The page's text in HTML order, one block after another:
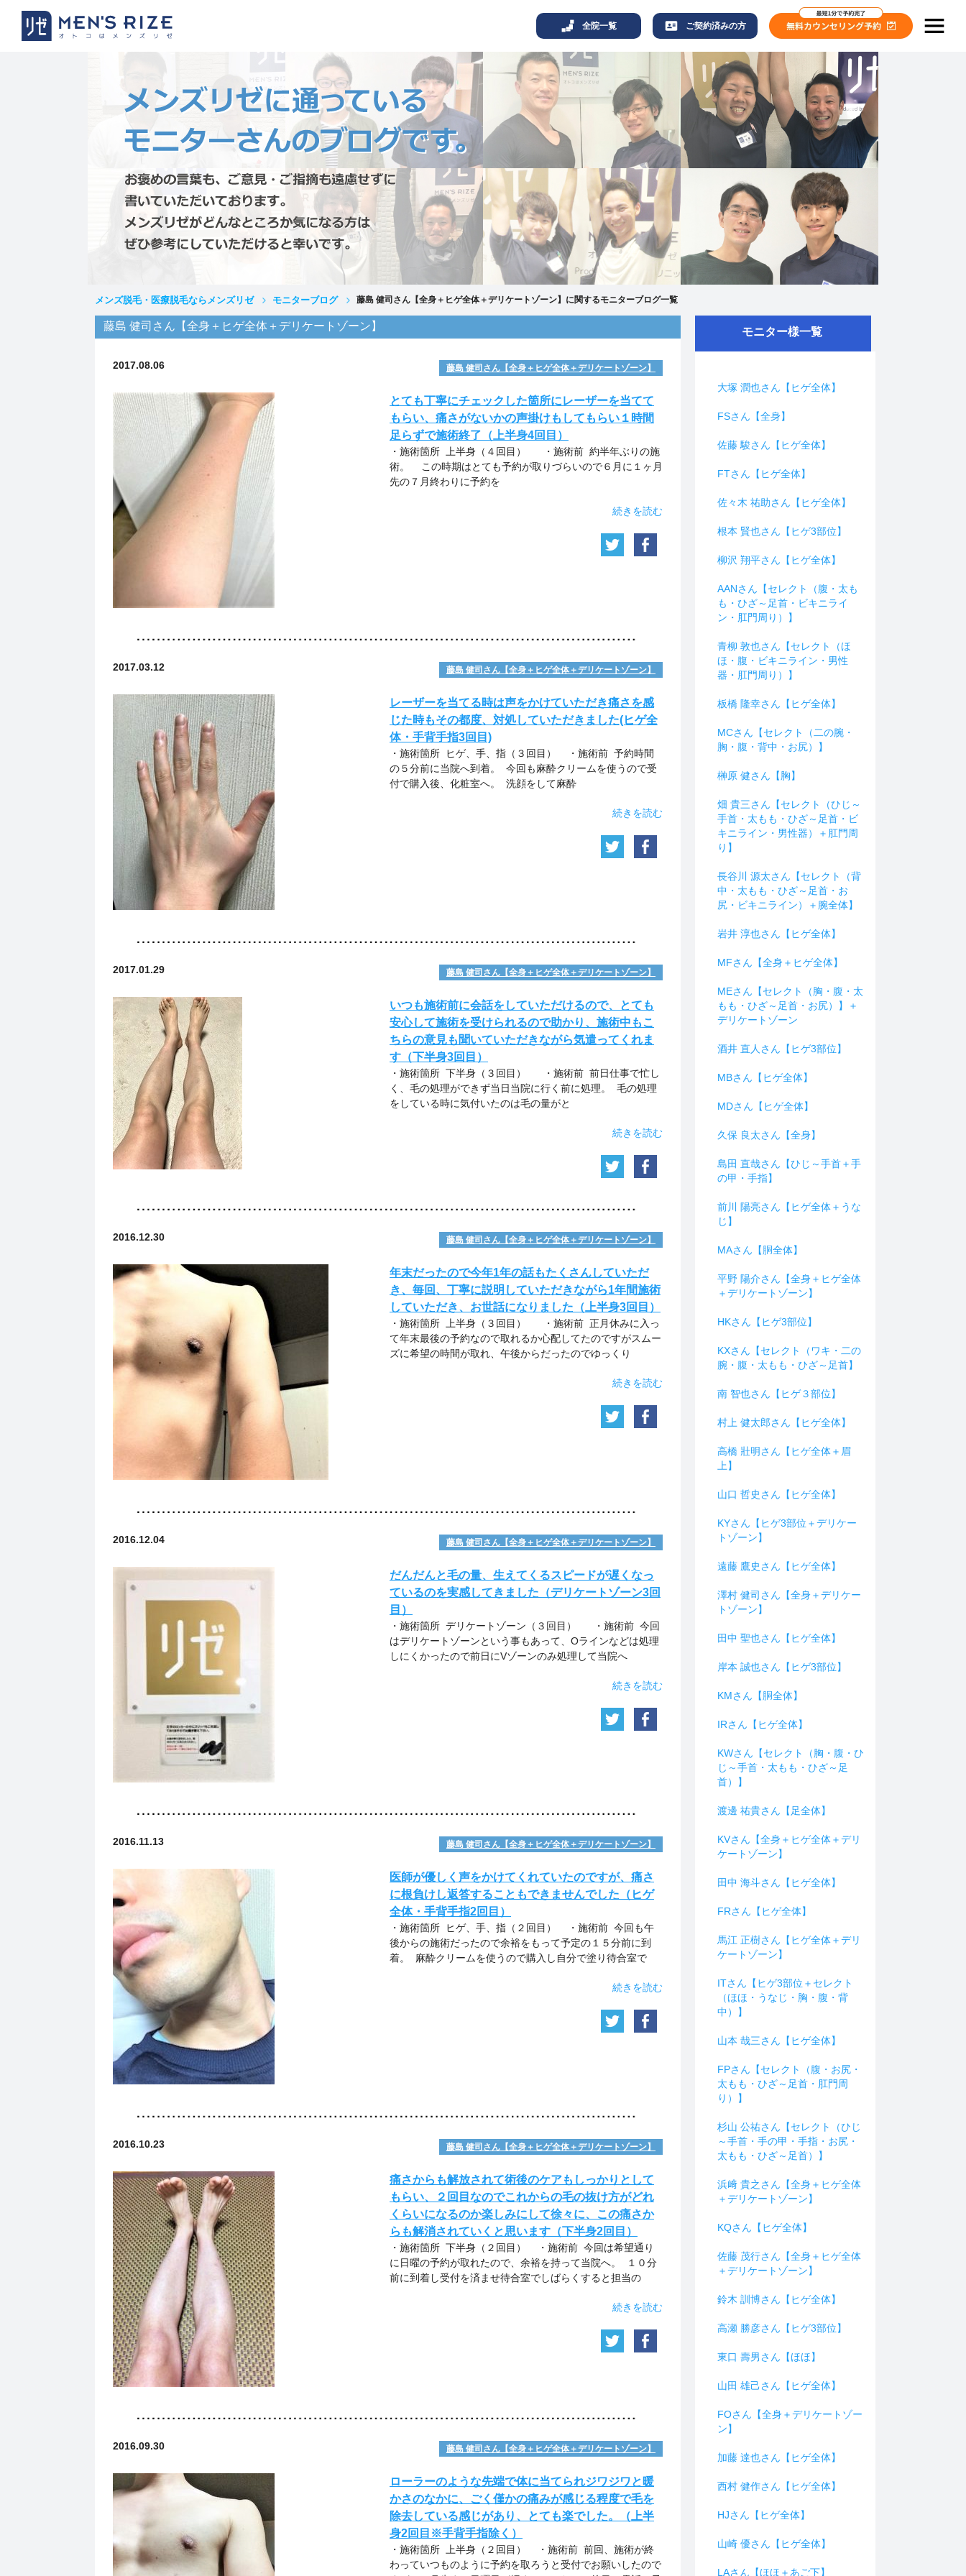
全院一覧 ご契約済みの方
メンズ脱毛・医療脱毛ならメンズリゼ モニターブログ 藤島 健司さん【全身＋ヒゲ全体＋デリケートゾーン】に関するモニターブログ一覧
藤島 健司さん【全身＋ヒゲ全体＋デリケートゾーン】
2017.08.06 藤島 健司さん【全身＋ヒゲ全体＋デリケートゾーン】
とても丁寧にチェックした箇所にレーザーを当てて
もらい、痛さがないかの声掛けもしてもらい１時間
足らずで施術終了（上半身4回目）
・施術箇所 上半身（４回目） ・施術前 約半年ぶりの施
術。 この時期はとても予約が取りづらいので６月に１ヶ月
先の７月終わりに予約を
続きを読む
2017.03.12 藤島 健司さん【全身＋ヒゲ全体＋デリケートゾーン】
レーザーを当てる時は声をかけていただき痛さを感
じた時もその都度、対処していただきました(ヒゲ全
体・手背手指3回目)
・施術箇所 ヒゲ、手、指（３回目） ・施術前 予約時間
の５分前に当院へ到着。 今回も麻酔クリームを使うので受
付で購入後、化粧室へ。 洗顔をして麻酔
続きを読む
2017.01.29 藤島 健司さん【全身＋ヒゲ全体＋デリケートゾーン】
いつも施術前に会話をしていただけるので、とても
安心して施術を受けられるので助かり、施術中もこ
ちらの意見も聞いていただきながら気遣ってくれま
す（下半身3回目）
・施術箇所 下半身（３回目） ・施術前 前日仕事で忙し
く、毛の処理ができず当日当院に行く前に処理。 毛の処理
をしている時に気付いたのは毛の量がと
続きを読む
2016.12.30 藤島 健司さん【全身＋ヒゲ全体＋デリケートゾーン】
年末だったので今年1年の話もたくさんしていただ
き、毎回、丁寧に説明していただきながら1年間施術
していただき、お世話になりました（上半身3回目）
・施術箇所 上半身（３回目） ・施術前 正月休みに入っ
て年末最後の予約なので取れるか心配してたのですがスムー
ズに希望の時間が取れ、午後からだったのでゆっくり
続きを読む
2016.12.04 藤島 健司さん【全身＋ヒゲ全体＋デリケートゾーン】
だんだんと毛の量、生えてくるスピードが遅くなっ
ているのを実感してきました（デリケートゾーン3回
目）
・施術箇所 デリケートゾーン（３回目） ・施術前 今回
はデリケートゾーンという事もあって、Oラインなどは処理
しにくかったので前日にVゾーンのみ処理して当院へ
続きを読む
2016.11.13 藤島 健司さん【全身＋ヒゲ全体＋デリケートゾーン】
医師が優しく声をかけてくれていたのですが、痛さ
に根負けし返答することもできませんでした（ヒゲ
全体・手背手指2回目）
・施術箇所 ヒゲ、手、指（２回目） ・施術前 今回も午
後からの施術だったので余裕をもって予定の１５分前に到
着。 麻酔クリームを使うので購入し自分で塗り待合室で
続きを読む
2016.10.23 藤島 健司さん【全身＋ヒゲ全体＋デリケートゾーン】
痛さからも解放されて術後のケアもしっかりとして
もらい、２回目なのでこれからの毛の抜け方がどれ
くらいになるのか楽しみにして徐々に、この痛さか
らも解消されていくと思います（下半身2回目）
・施術箇所 下半身（２回目） ・施術前 今回は希望通り
に日曜の予約が取れたので、余裕を持って当院へ。 １０分
前に到着し受付を済ませ待合室でしばらくすると担当の
続きを読む
2016.09.30 藤島 健司さん【全身＋ヒゲ全体＋デリケートゾーン】
ローラーのような先端で体に当てられジワジワと暖
かさのなかに、ごく僅かの痛みが感じる程度で毛を
除去している感じがあり、とても楽でした。（上半
身2回目※手背手指除く）
・施術箇所 上半身（２回目） ・施術前 前回、施術が終
わっていつものように予約を取ろうと受付でお願いしたので
モニター様一覧
大塚 潤也さん【ヒゲ全体】
FSさん【全身】
佐藤 駿さん【ヒゲ全体】
FTさん【ヒゲ全体】
佐々木 祐助さん【ヒゲ全体】
根本 賢也さん【ヒゲ3部位】
柳沢 翔平さん【ヒゲ全体】
AANさん【セレクト（腹・太も
も・ひざ～足首・ビキニライ
ン・肛門周り）】
青柳 敦也さん【セレクト（ほ
ほ・腹・ビキニライン・男性
器・肛門周り）】
板橋 隆幸さん【ヒゲ全体】
MCさん【セレクト（二の腕・
胸・腹・背中・お尻）】
榊原 健さん【胸】
畑 貴三さん【セレクト（ひじ～
手首・太もも・ひざ～足首・ビ
キニライン・男性器）＋肛門周
り】
長谷川 源太さん【セレクト（背
中・太もも・ひざ～足首・お
尻・ビキニライン）＋腕全体】
岩井 淳也さん【ヒゲ全体】
MFさん【全身＋ヒゲ全体】
MEさん【セレクト（胸・腹・太
もも・ひざ～足首・お尻）】＋
デリケートゾーン
酒井 直人さん【ヒゲ3部位】
MBさん【ヒゲ全体】
MDさん【ヒゲ全体】
久保 良太さん【全身】
島田 直哉さん【ひじ～手首＋手
の甲・手指】
前川 陽亮さん【ヒゲ全体＋うな
じ】
MAさん【胴全体】
平野 陽介さん【全身＋ヒゲ全体
＋デリケートゾーン】
HKさん【ヒゲ3部位】
KXさん【セレクト（ワキ・二の
腕・腹・太もも・ひざ～足首】
南 智也さん【ヒゲ３部位】
村上 健太郎さん【ヒゲ全体】
高橋 壯明さん【ヒゲ全体＋眉
上】
山口 哲史さん【ヒゲ全体】
KYさん【ヒゲ3部位＋デリケー
トゾーン】
遠藤 鷹史さん【ヒゲ全体】
澤村 健司さん【全身＋デリケー
トゾーン】
田中 聖也さん【ヒゲ全体】
岸本 誠也さん【ヒゲ3部位】
KMさん【胴全体】
IRさん【ヒゲ全体】
KWさん【セレクト（胸・腹・ひ
じ～手首・太もも・ひざ～足
首）】
渡邊 祐貴さん【足全体】
KVさん【全身＋ヒゲ全体＋デリ
ケートゾーン】
田中 海斗さん【ヒゲ全体】
FRさん【ヒゲ全体】
馬江 正樹さん【ヒゲ全体＋デリ
ケートゾーン】
ITさん【ヒゲ3部位＋セレクト
（ほほ・うなじ・胸・腹・背
中）】
山本 哉三さん【ヒゲ全体】
FPさん【セレクト（腹・お尻・
太もも・ひざ～足首・肛門周
り）】
杉山 公祐さん【セレクト（ひじ
～手首・手の甲・手指・お尻・
太もも・ひざ～足首）】
浜﨑 貴之さん【全身＋ヒゲ全体
＋デリケートゾーン】
KQさん【ヒゲ全体】
佐藤 茂行さん【全身＋ヒゲ全体
＋デリケートゾーン】
鈴木 訓博さん【ヒゲ全体】
高瀬 勝彦さん【ヒゲ3部位】
東口 壽男さん【ほほ】
山田 雄己さん【ヒゲ全体】
FOさん【全身＋デリケートゾー
ン】
加藤 達也さん【ヒゲ全体】
西村 健作さん【ヒゲ全体】
HJさん【ヒゲ全体】
山崎 優さん【ヒゲ全体】
LAさん【ほほ＋あご下】